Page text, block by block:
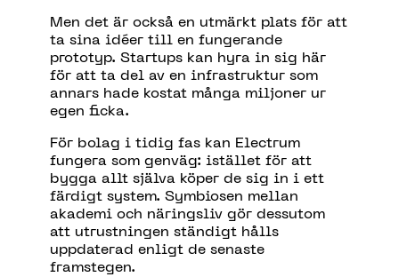
Men det är också en utmärkt plats för att
ta sina idéer till en fungerande
prototyp. Startups kan hyra in sig här
för att ta del av en infrastruktur som
annars hade kostat många miljoner ur
egen ficka.
För bolag i tidig fas kan Electrum
fungera som genväg: istället för att
bygga allt själva köper de sig in i ett
färdigt system. Symbiosen mellan
akademi och näringsliv gör dessutom
att utrustningen ständigt hålls
uppdaterad enligt de senaste
framstegen.